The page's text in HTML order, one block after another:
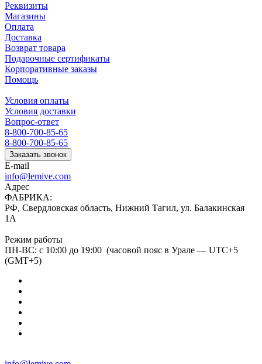
Реквизиты
Магазины
Оплата
Доставка
Возврат товара
Подарочные сертификаты
Корпоративные заказы
Помощь
Условия оплаты
Условия доставки
Вопрос-ответ
8-800-700-85-65
8-800-700-85-65
Заказать звонок
E-mail
info@lemive.com
Адрес
ФАБРИКА:
РФ, Свердловская область, Нижний Тагил, ул. Балакинская
1А
Режим работы
ПН-ВС: с 10:00 до 19:00 (часовой пояс в Урале — UTC+5
(GMT+5)